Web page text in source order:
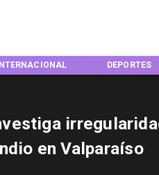
INTERNACIONAL DEPORTES
en Valparaíso